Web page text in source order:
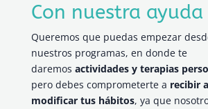
Con nuestra
Queremos que puedas empezar
nuestros programas, en donde te
daremos actividades y terapias
pero debes comprometerte a recibir
modificar tus hábitos, ya que